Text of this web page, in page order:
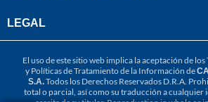
LEGAL
El uso de este sitio web implica la aceptación de los
y Políticas de Tratamiento de la Información de
S.A.Todos los Derechos Reservados D.R.A.
total o parcial, así como su traducción a cualquier